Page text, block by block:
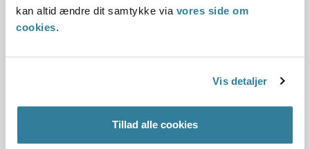
kan altid ændre dit samtykke via vores side om
cookies.
Vis detaljer
Tillad alle cookies
adoptanter til et udenlandsk barn, da det var samrådets
vurdering, at ansøgernes fortsatte fertilitetsbehandling
Fase 3